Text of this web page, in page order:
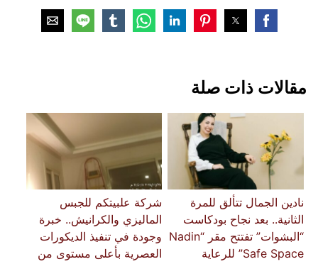
مقالات ذات صلة
نادين الجمال تتألق للمرة
الثانية.. بعد نجاح بودكاست
“البشوات” تفتتح مقر “Nadin
Safe Space” للرعاية
شركة علبيتكم للجبس
الماليزي والكرانيش.. خبرة
وجودة في تنفيذ الديكورات
العصرية بأعلى مستوى من